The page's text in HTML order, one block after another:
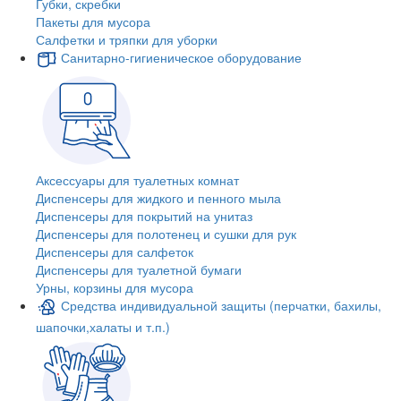
Пакеты для мусора
Салфетки и тряпки для уборки
Санитарно-гигиеническое оборудование
Аксессуары для туалетных комнат
Диспенсеры для жидкого и пенного мыла
Диспенсеры для покрытий на унитаз
Диспенсеры для полотенец и сушки для рук
Диспенсеры для салфеток
Диспенсеры для туалетной бумаги
Урны, корзины для мусора
Средства индивидуальной защиты (перчатки, бахилы,
шапочки,халаты и т.п.)